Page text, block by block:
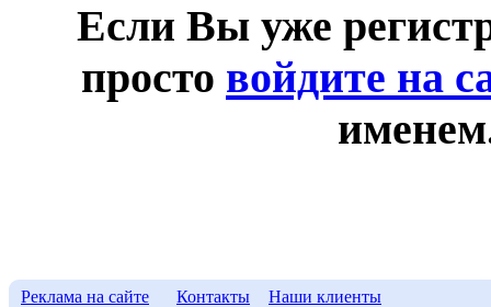
Если Вы уже
просто войдите на
Реклама на сайте Контакты Наши клиенты